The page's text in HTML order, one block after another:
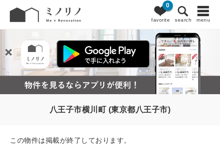
favorite
0
search menu
八王子市横川町 (東京都八王子市)
この物件は掲載が終了しております。